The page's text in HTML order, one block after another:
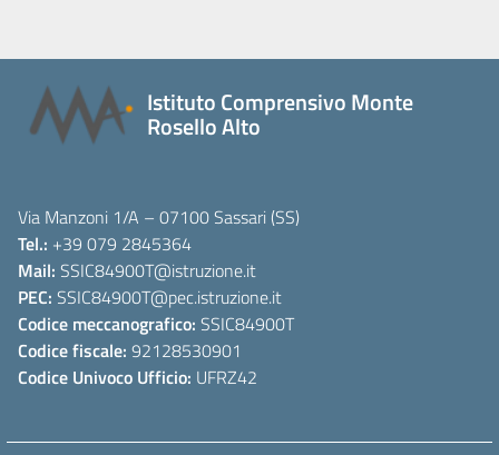
Istituto Comprensivo Monte
Rosello Alto
Via Manzoni 1/A – 07100 Sassari (SS)
Tel.: +39 079 2845364
Mail: SSIC84900T@istruzione.it
PEC: SSIC84900T@pec.istruzione.it
Codice meccanografico: SSIC84900T
Codice fiscale: 92128530901
Codice Univoco Ufficio: UFRZ42